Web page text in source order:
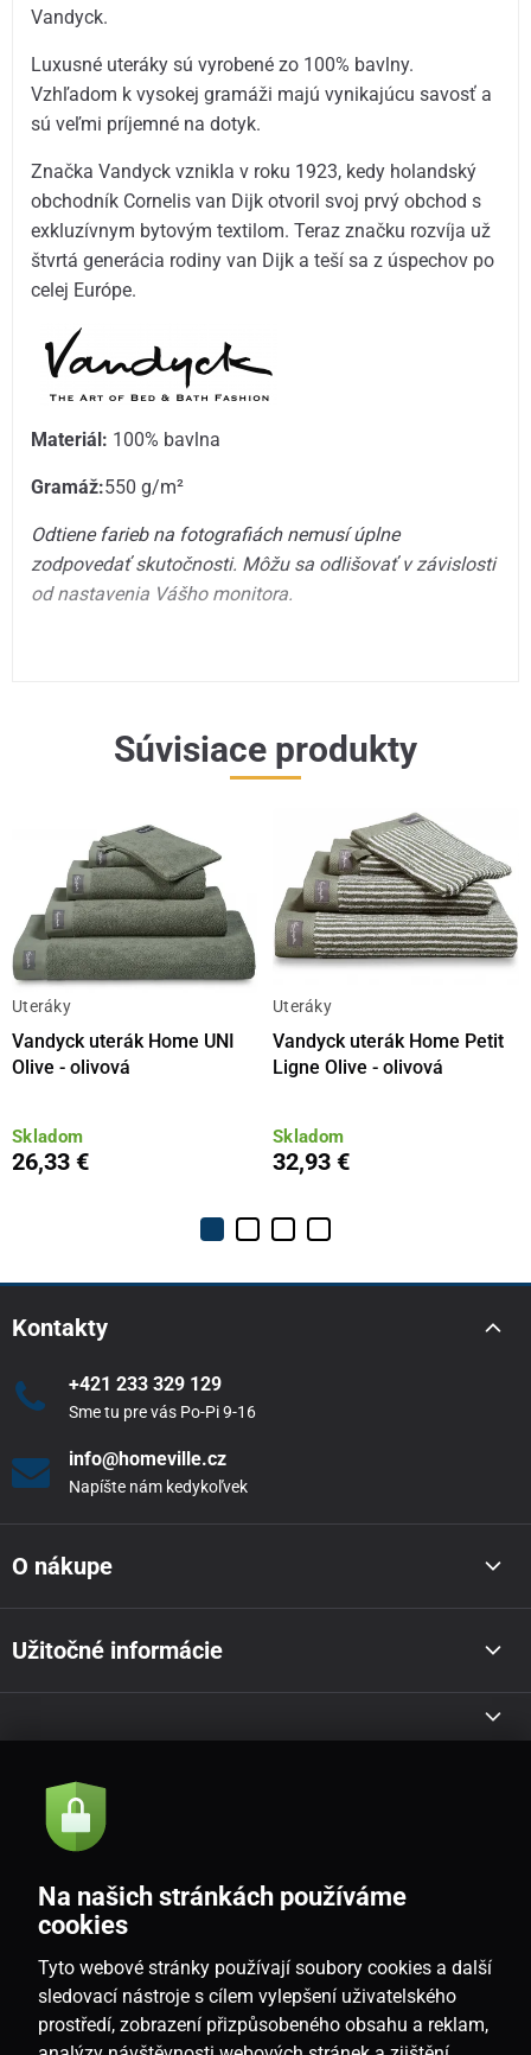
Vandyck.
Luxusné uteráky sú vyrobené zo 100% bavlny.
Vzhľadom k vysokej gramáži majú vynikajúcu savosť a
sú veľmi príjemné na dotyk.
Značka Vandyck vznikla v roku 1923, kedy holandský
obchodník Cornelis van Dijk otvoril svoj prvý obchod s
exkluzívnym bytovým textilom. Teraz značku rozvíja už
štvrtá generácia rodiny van Dijk a teší sa z úspechov po
celej Európe.
Materiál: 100% bavlna
Gramáž:550 g/m²
Odtiene farieb na fotografiách nemusí úplne
zodpovedať skutočnosti. Môžu sa odlišovať v závislosti
od nastavenia Vášho monitora.
Súvisiace produkty
Uteráky
Vandyck uterák Home UNI
Olive - olivová
Skladom
26,33 €
Uteráky
Vandyck uterák Home Petit
Ligne Olive - olivová
Skladom
32,93 €
Kontakty
+421 233 329 129
Sme tu pre vás Po-Pi 9-16
info@homeville.cz
Napíšte nám kedykoľvek
O nákupe
Užitočné informácie
Akcie a novinky e-mailom
Souhlasím sezásadami zpracování osobních údajů
SK
Na našich stránkách používáme
cookies
Tyto webové stránky používají soubory cookies a další
sledovací nástroje s cílem vylepšení uživatelského
prostředí, zobrazení přizpůsobeného obsahu a reklam,